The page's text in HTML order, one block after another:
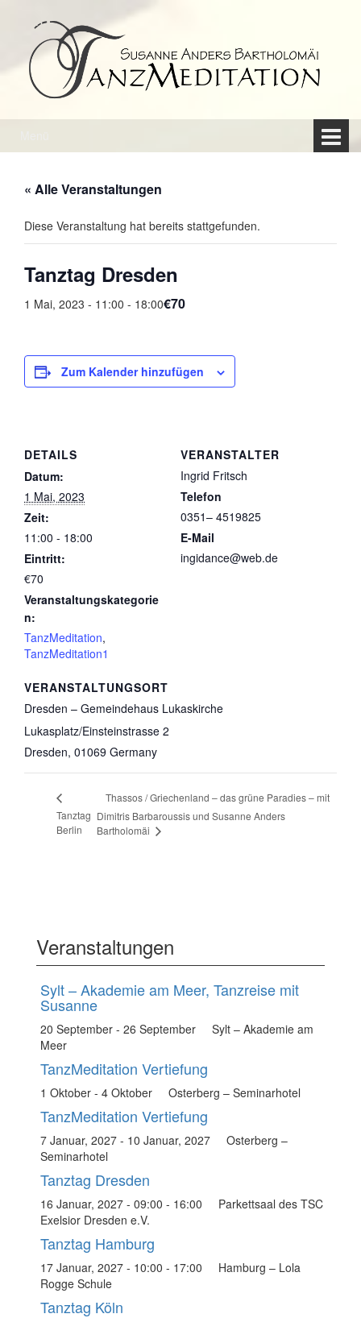
Hauptmenü
springen
« Alle Veranstaltungen
Diese Veranstaltung hat bereits stattgefunden.
Tanztag Dresden
1 Mai, 2023 - 11:00 - 18:00€70
Zum Kalender hinzufügen
DETAILS
Datum:
1 Mai, 2023
Zeit:
11:00 - 18:00
Eintritt:
€70
Veranstaltungskategorie
n:
TanzMeditation,
TanzMeditation1
VERANSTALTUNGSORT
Dresden – Gemeindehaus Lukaskirche
Lukasplatz/Einsteinstrasse 2
Dresden, 01069 Germany
VERANSTALTER
Ingrid Fritsch
Telefon
0351– 4519825
E-Mail
ingidance@web.de
Tanztag
Berlin
Thassos / Griechenland – das grüne Paradies – mit
Dimitris Barbaroussis und Susanne Anders
Bartholomäi
Veranstaltungen
Sylt – Akademie am Meer, Tanzreise mit
Susanne
20 September - 26 September
Sylt – Akademie am
Meer
TanzMeditation Vertiefung
1 Oktober - 4 Oktober Osterberg – Seminarhotel
TanzMeditation Vertiefung
7 Januar, 2027 - 10 Januar, 2027
Osterberg –
Seminarhotel
Tanztag Dresden
16 Januar, 2027 - 09:00 - 16:00
Parkettsaal des TSC
Exelsior Dresden e.V.
Tanztag Hamburg
17 Januar, 2027 - 10:00 - 17:00
Hamburg – Lola
Rogge Schule
Tanztag Köln